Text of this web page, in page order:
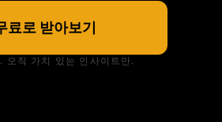
료로 받아보기
오직 가치 있는 인사이트만.